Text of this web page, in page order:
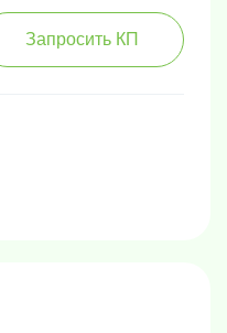
Запросить КП